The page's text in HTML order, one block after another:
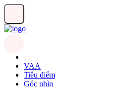
VAA
Tiêu điểm
Góc nhìn